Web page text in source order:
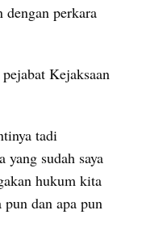
perkara
Kejaksaan
tadi
sudah saya
hukum kita
dan apa pun